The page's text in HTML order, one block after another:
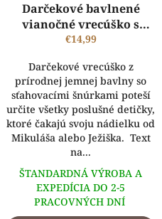
Darčekové bavlnené
vianočné vrecúško s
obrázkom a menom
€14,99
Darčekové vrecúško z
prírodnej jemnej bavlny so
sťahovacími šnúrkami poteší
určite všetky poslušné detičky,
ktoré čakajú svoju nádielku od
Mikuláša alebo Ježiška. Text
na...
ŠTANDARDNÁ VÝROBA A
EXPEDÍCIA DO 2-5
PRACOVNÝCH DNÍ